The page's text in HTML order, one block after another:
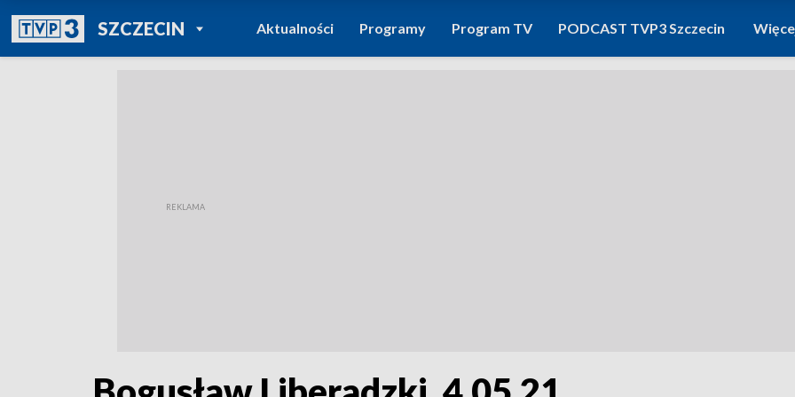
SZCZECINPOWRÓT DO
TVP REGIONY
Aktualności Programy Program TV PODCAST TVP3 Szczecin